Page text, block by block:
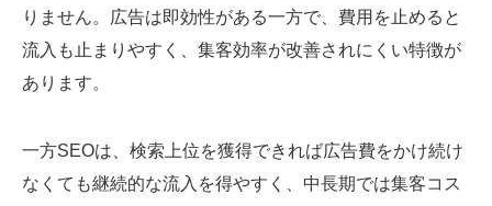
りません。広告は即効性がある一方で、費用を止めると
流入も止まりやすく、集客効率が改善されにくい特徴が
あります。
一方SEOは、検索上位を獲得できれば広告費をかけ続け
なくても継続的な流入を得やすく、中長期では集客コス